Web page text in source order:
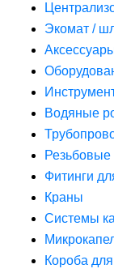
Экомат /
Водяные
Резьбовые
Фитинги
Краны
Системы
Короба